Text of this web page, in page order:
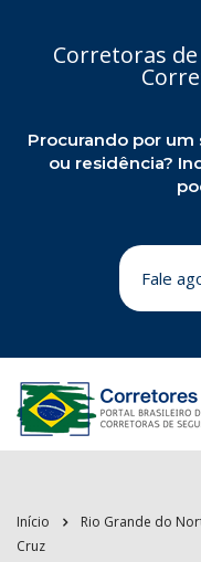
Corretoras
Procurando por um
ou residência?
Fale
Início Rio Grande do
Cruz